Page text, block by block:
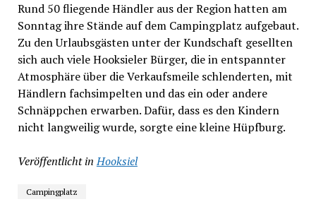
Rund 50 fliegende Händler aus der Region hatten am
Sonntag ihre Stände auf dem Campingplatz aufgebaut.
Zu den Urlaubsgästen unter der Kundschaft gesellten
sich auch viele Hooksieler Bürger, die in entspannter
Atmosphäre über die Verkaufsmeile schlenderten, mit
Händlern fachsimpelten und das ein oder andere
Schnäppchen erwarben. Dafür, dass es den Kindern
nicht langweilig wurde, sorgte eine kleine Hüpfburg.
Veröffentlicht in Hooksiel
Campingplatz